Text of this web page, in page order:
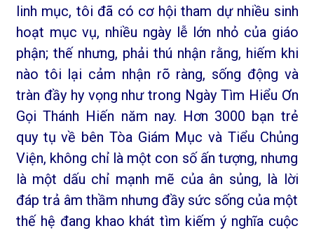
linh mục, tôi đã có cơ hội tham dự nhiều sinh
hoạt mục vụ, nhiều ngày lễ lớn nhỏ của giáo
phận; thế nhưng, phải thú nhận rằng, hiếm khi
nào tôi lại cảm nhận rõ ràng, sống động và
tràn đầy hy vọng như trong Ngày Tìm Hiểu Ơn
Gọi Thánh Hiến năm nay. Hơn 3000 bạn trẻ
quy tụ về bên Tòa Giám Mục và Tiểu Chủng
Viện, không chỉ là một con số ấn tượng, nhưng
là một dấu chỉ mạnh mẽ của ân sủng, là lời
đáp trả âm thầm nhưng đầy sức sống của một
thế hệ đang khao khát tìm kiếm ý nghĩa cuộc